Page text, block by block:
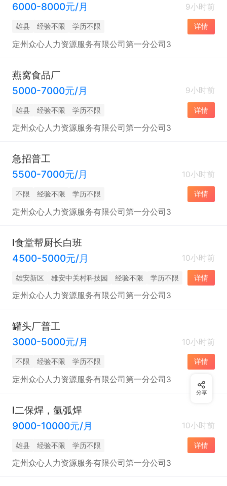
6000-8000元/月
9小时前
雄县 经验不限 学历不限 详情
定州众心人力资源服务有限公司第一分公司3
燕窝食品厂
5000-7000元/月
9小时前
雄县 经验不限 学历不限 详情
定州众心人力资源服务有限公司第一分公司3
急招普工
5500-7000元/月
10小时前
不限 经验不限 学历不限 详情
定州众心人力资源服务有限公司第一分公司3
l食堂帮厨长白班
4500-5000元/月
10小时前
雄安新区 雄安中关村科技园 经验不限 学历不限 详情
定州众心人力资源服务有限公司第一分公司3
罐头厂普工
3000-5000元/月
10小时前
不限 经验不限 学历不限 详情
定州众心人力资源服务有限公司第一分公司3
l二保焊，氩弧焊
9000-10000元/月
10小时前
雄县 经验不限 学历不限 详情
定州众心人力资源服务有限公司第一分公司3
分享